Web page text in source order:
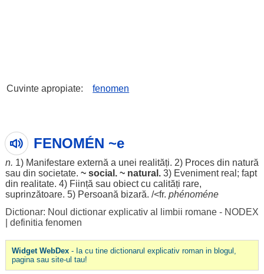
Cuvinte apropiate: fenomen
FENOMÉN ~e
n. 1) Manifestare externă a unei realități. 2) Procesdin natură
sau din societate. ~ social . ~ natural .3) Eveniment real ; fapt
din realitate. 4) Ființă sau obiectcu calități rare,
suprinzătoare. 5) Persoană bizară. /<fr. phénoméne
Dictionar: Noul dictionar explicativ al limbii romane - NODEX
definitia fenomen
Widget WebDex- Ia cu tine dictionarul explicativ roman in blogul,
pagina sau site-ul tau!